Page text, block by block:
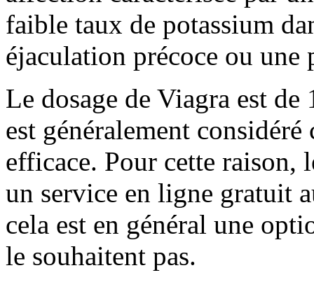
faible taux de potassium
éjaculation précoce ou une
Le dosage de Viagra est
est généralement
efficace. Pour cette raison,
un service en ligne gratuit
cela est en général une
le souhaitent pas.